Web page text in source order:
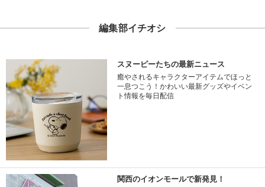
編集部イチオシ
スヌーピーたちの最新ニュース
癒やされるキャラクターアイテムでほっと
一息つこう！かわいい最新グッズやイベン
ト情報を毎日配信
関西のイオンモールで新発見！